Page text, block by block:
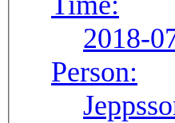
2018-
Person: